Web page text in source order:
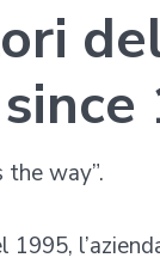
the way”.
1995,